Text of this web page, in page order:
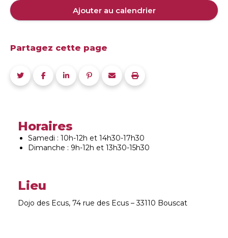
Ajouter au calendrier
Partagez cette page
Horaires
Samedi : 10h-12h et 14h30-17h30
Dimanche : 9h-12h et 13h30-15h30
Lieu
Dojo des Ecus, 74 rue des Ecus – 33110 Bouscat